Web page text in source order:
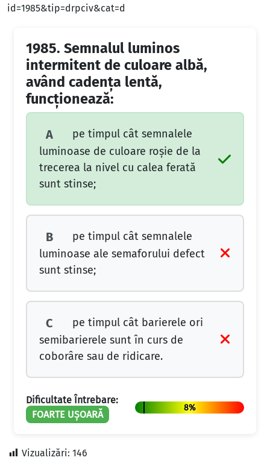
id=1985&tip=drpciv&cat=d
1985. Semnalul luminos
intermitent de culoare albă,
având cadenţa lentă,
funcţionează:
A
pe timpul cât semnalele
luminoase de culoare roşie de la
trecerea la nivel cu calea ferată
sunt stinse;
B
pe timpul cât semnalele
luminoase ale semaforului defect
sunt stinse;
C
pe timpul cât barierele ori
semibarierele sunt în curs de
coborâre sau de ridicare.
Dificultate Întrebare:
FOARTE UȘOARĂ
8%
Vizualizări: 146